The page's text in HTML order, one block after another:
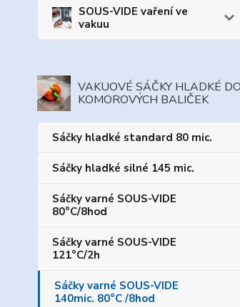
SOUS-VIDE vaření ve
vakuu
VAKUOVÉ SÁČKY HLADKÉ DO
KOMOROVÝCH BALIČEK
Sáčky hladké standard 80 mic.
Sáčky hladké silné 145 mic.
Sáčky varné SOUS-VIDE
80°C/8hod
Sáčky varné SOUS-VIDE
121°C/2h
Sáčky varné SOUS-VIDE
140mic. 80°C /8hod